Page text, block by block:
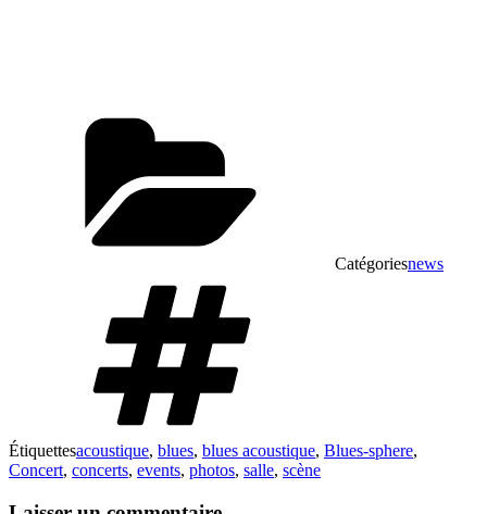
Catégoriesnews
Étiquettesacoustique, blues, blues acoustique, Blues-sphere,
Concert, concerts, events, photos, salle, scène